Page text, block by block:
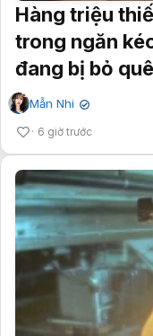
Hàng triệu
trong ngăn
đang bị bỏ
Mẫn Nhi ✔
6 giờ trước